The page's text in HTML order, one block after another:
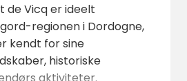
de Vicq er ideelt
regionen i Dordogne,
kendt for sine
historiske
aktiviteter.